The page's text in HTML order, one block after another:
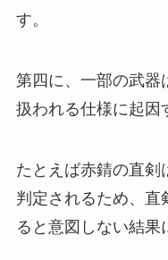
す。
第四に、一部の武器
扱われる仕様に起因
たとえば赤錆の直剣
判定されるため、直
ると意図しない結果